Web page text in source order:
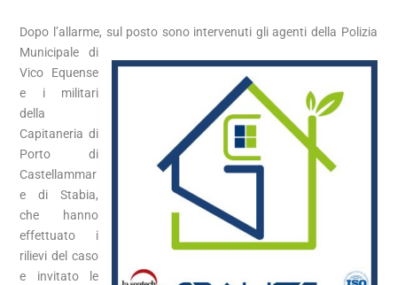
Dopo l’allarme, sul posto sono intervenuti gli agentidella Polizia
Municipale di
Vico Equense
e i militari
della
Capitaneria di
Porto di
Castellammar
e di Stabia,
che hanno
effettuato i
rilievi del caso
e invitato le